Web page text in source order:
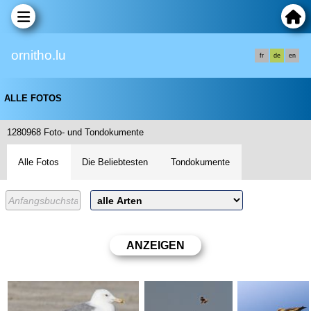
ornitho.lu fr de en
ALLE FOTOS
1280968 Foto- und Tondokumente
Alle Fotos Die Beliebtesten Tondokumente